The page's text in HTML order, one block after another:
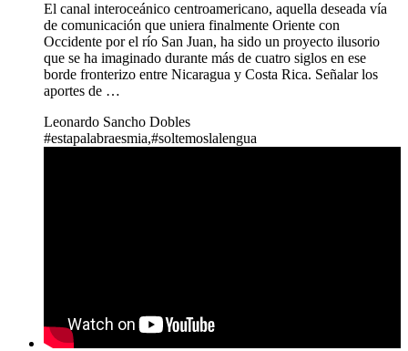
El canal interoceánico centroamericano, aquella deseada vía
de comunicación que uniera finalmente Oriente con
Occidente por el río San Juan, ha sido un proyecto ilusorio
que se ha imaginado durante más de cuatro siglos en ese
borde fronterizo entre Nicaragua y Costa Rica. Señalar los
aportes de …
Leonardo Sancho Dobles
#estapalabraesmia,#soltemoslalengua